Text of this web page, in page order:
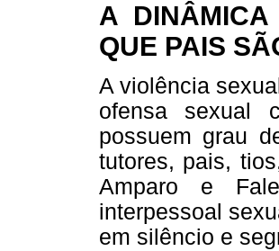
A
QUE PAIS
A violência
ofensa sexual
possuem grau
tutores, pais,
Amparo e
interpessoal
em silêncio e